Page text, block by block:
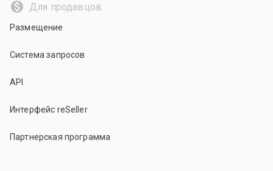
Для продавцов
Размещение
Система запросов
API
Интерфейс reSeller
Партнерская программа